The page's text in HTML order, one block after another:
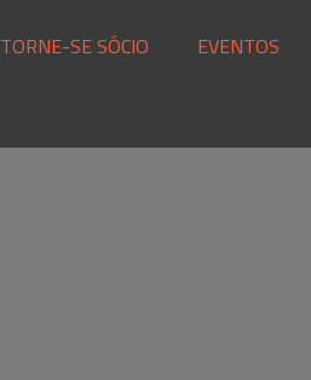
TORNE-SE SÓCIO EVENTOS